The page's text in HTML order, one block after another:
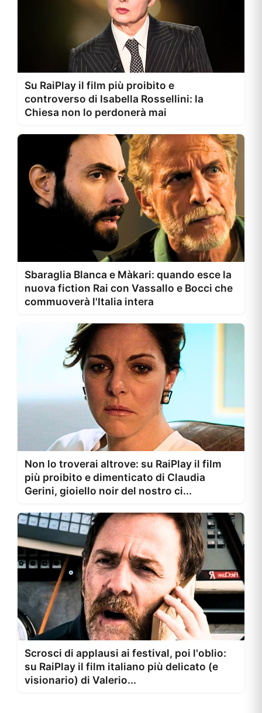
Su RaiPlay il film più proibito e
controverso di Isabella Rossellini: la
Chiesa non lo perdonerà mai
Sbaraglia Blanca e Màkari: quando esce la
nuova fiction Rai con Vassallo e Bocci che
commuoverà l'Italia intera
Non lo troverai altrove: su RaiPlay il film
più proibito e dimenticato di Claudia
Gerini, gioiello noir del nostro ci...
Scrosci di applausi ai festival, poi l'oblio:
su RaiPlay il film italiano più delicato (e
visionario) di Valerio...